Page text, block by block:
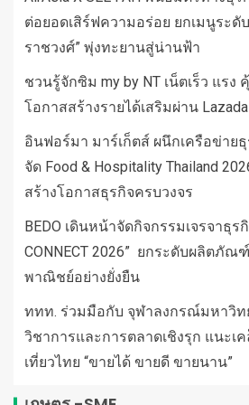
ต่อยอดเสิร์ฟความอร่อย ยกเมนูระดั
ราชวงศ์” พุ่งทะยานสู่น่านฟ้า
ชวนรู้จักซิม my by NT เน็ตเร็ว แรง
โอกาสสร้างรายได้เสริมผ่าน
อินฟอร์มา มาร์เก็ตส์ ผนึกเครือข่าย
จัด Food & Hospitality Thailand
สร้างโอกาสธุรกิจครบวงจร
BEDO เดินหน้าจัดกิจกรรมเจรจาธุรกิ
CONNECT 2026” ยกระดับผลิตภัณ
พาณิชย์อย่างยั่งยืน
ททท. ร่วมมือกับ จุฬาลงกรณ์มหาวิท
วิชาการและการตลาดเชิงรุก แนะเ
เที่ยวไทย “ขายได้ ขายดี ขายนาน”